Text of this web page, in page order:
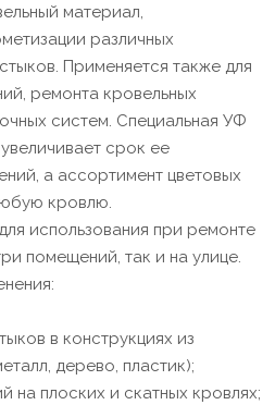
материал,
различных
Применяется также для
ремонта кровельных
систем. Специальная УФ
срок ее
а ассортимент цветовых
кровлю.
использования при ремонте
помещений, так и на улице.
в конструкциях из
дерево, пластик);
на плоских и скатных кровлях;